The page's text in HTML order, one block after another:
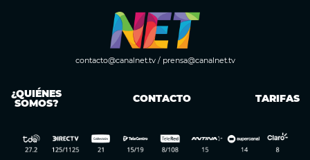
contacto@canalnet.tv/ prensa@canalnet.tv
¿QUIÉNES
SOMOS? CONTACTO TARIFAS